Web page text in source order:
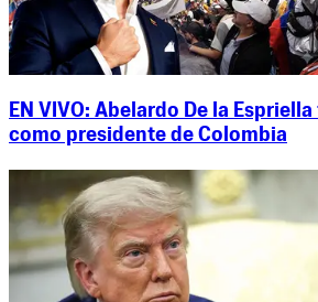
EN VIVO: Abelardo De la
como presidente de Colombia